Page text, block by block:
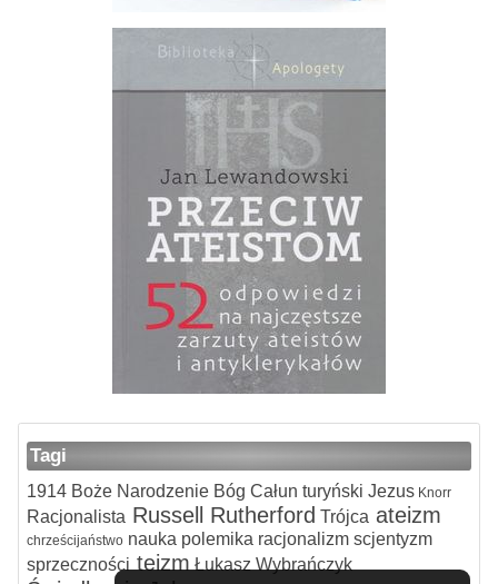
Tagi
1914Boże NarodzenieBóg Całun turyński JezusKnorr
Racjonalista Russell Rutherford Trójca ateizm
chrześcijaństwonauka polemika racjonalizmscjentyzm
sprzeczności teizm Łukasz Wybrańczyk